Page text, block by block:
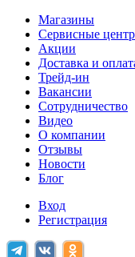
Магазины
Сервисные
Акции
Доставка и
Трейд-ин
Вакансии
Сотрудничество
Видео
О компании
Отзывы
Новости
Блог
Вход
Регистрация